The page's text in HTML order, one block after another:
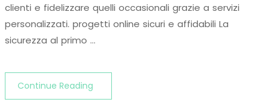
clienti e fidelizzare quelli occasionali grazie a servizi
personalizzati. progetti online sicuri e affidabili La
sicurezza al primo …
Continue Reading